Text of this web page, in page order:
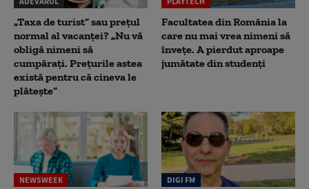
„Taxa de turist” sau prețul
normal al vacanței? „Nu vă
obligă nimeni să
cumpărați. Prețurile astea
există pentru că cineva le
plătește”
Facultatea din România la
care nu mai vrea nimeni să
înveţe. A pierdut aproape
jumătate din studenţi
NEWSWEEK DIGI FM